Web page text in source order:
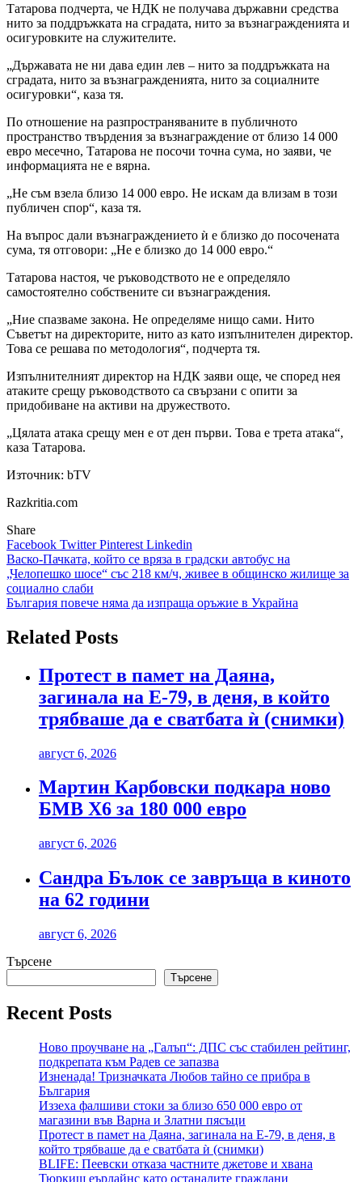
Татарова подчерта, че НДК не получава държавни средства
нито за поддръжката на сградата, нито за възнагражденията и
осигуровките на служителите.
„Държавата не ни дава един лев – нито за поддръжката на
сградата, нито за възнагражденията, нито за социалните
осигуровки“, каза тя.
По отношение на разпространяваните в публичното
пространство твърдения за възнаграждение от близо 14 000
евро месечно, Татарова не посочи точна сума, но заяви, че
информацията не е вярна.
„Не съм взела близо 14 000 евро. Не искам да влизам в този
публичен спор“, каза тя.
На въпрос дали възнаграждението ѝ е близко до посочената
сума, тя отговори: „Не е близко до 14 000 евро.“
Татарова настоя, че ръководството не е определяло
самостоятелно собствените си възнаграждения.
„Ние спазваме закона. Не определяме нищо сами. Нито
Съветът на директорите, нито аз като изпълнителен директор.
Това се решава по методология“, подчерта тя.
Изпълнителният директор на НДК заяви още, че според нея
атаките срещу ръководството са свързани с опити за
придобиване на активи на дружеството.
„Цялата атака срещу мен е от ден първи. Това е трета атака“,
каза Татарова.
Източник: bTV
Razkritia.com
Share
Facebook TwitterPinterest Linkedin
Навигация
Васко-Пачката, който се вряза в градски автобус на
„Челопешко шосе“ със 218 км/ч, живее в общинско жилище за
социално слаби
България повече няма да изпраща оръжие в Украйна
Related Posts
Протест в памет на Даяна,
загинала на Е-79, в деня, в който
трябваше да е сватбата ѝ (снимки)
август 6, 2026
Мартин Карбовски подкара ново
БМВ Х6 за 180 000 евро
август 6, 2026
Сандра Бълок се завръща в киното
на 62 години
август 6, 2026
Търсене
Търсене
Recent Posts
Ново проучване на „Галъп“: ДПС със стабилен рейтинг,
подкрепата към Радев се запазва
Изненада! Тризначката Любов тайно се прибра в
България
Иззеха фалшиви стоки за близо 650 000 евро от
магазини във Варна и Златни пясъци
Протест в памет на Даяна, загинала на Е-79, в деня, в
който трябваше да е сватбата ѝ (снимки)
BLIFE: Пеевски отказа частните джетове и хвана
Тюркиш еърлайнс като останалите граждани